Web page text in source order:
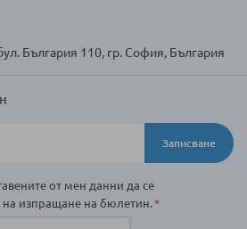
България 110, гр. София, България
Записване
от мен данни да се
на изпращане на бюлетин.